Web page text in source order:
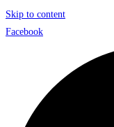
Skip to content
Facebook